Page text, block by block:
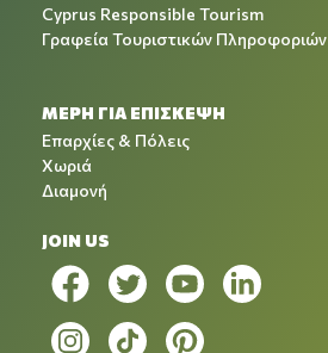
Cyprus Responsible Tourism
Γραφεία Τουριστικών Πληροφοριών
ΜΕΡΗ ΓΙΑ ΕΠΙΣΚΕΨΗ
Επαρχίες & Πόλεις
Χωριά
Διαμονή
JOIN US